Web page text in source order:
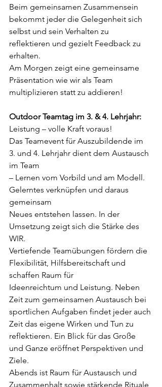
Beim gemeinsamen Zusammensein
bekommt jeder die Gelegenheit sich
selbst und sein Verhalten zu
reflektieren und gezielt Feedback zu
erhalten.
Am Morgen zeigt eine gemeinsame
Präsentation wie wir als Team
multiplizieren statt zu addieren!
Outdoor Teamtag im 3. & 4. Lehrjahr:
Leistung – volle Kraft voraus!
Das Teamevent für Auszubildende im
3. und 4. Lehrjahr dient dem Austausch
im Team
– Lernen vom Vorbild und am Modell.
Gelerntes verknüpfen und daraus
gemeinsam
Neues entstehen lassen. In der
Umsetzung zeigt sich die Stärke des
WIR.
Vertiefende Teamübungen fördern die
Flexibilität, Hilfsbereitschaft und
schaffen Raum für
Ideenreichtum und Leistung. Neben
Zeit zum gemeinsamen Austausch bei
sportlichen Aufgaben findet jeder auch
Zeit das eigene Wirken und Tun zu
reflektieren. Ein Blick für das Große
und Ganze eröffnet Perspektiven und
Ziele.
Abends ist Raum für Austausch und
Zusammenhalt sowie stärkende Rituale